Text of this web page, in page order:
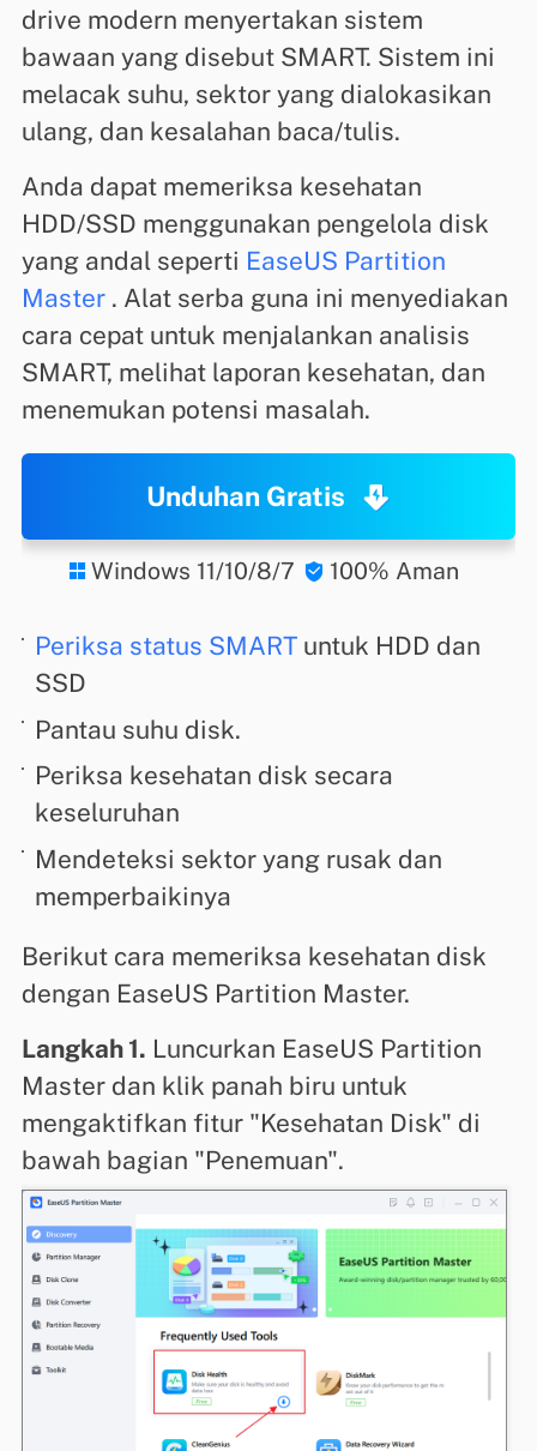
drive modern menyertakan sistem
bawaan yang disebut SMART. Sistem ini
melacak suhu, sektor yang dialokasikan
ulang, dan kesalahan baca/tulis.
Anda dapat memeriksa kesehatan
HDD/SSD menggunakan pengelola disk
yang andal seperti EaseUS Partition
Master. Alat serba guna ini menyediakan
cara cepat untuk menjalankan analisis
SMART, melihat laporan kesehatan, dan
menemukan potensi masalah.
Unduhan Gratis
 Windows 11/10/8/7  100% Aman
Periksa status SMART untuk HDD dan
SSD
Pantau suhu disk.
Periksa kesehatan disk secara
keseluruhan
Mendeteksi sektor yang rusak dan
memperbaikinya
Berikut cara memeriksa kesehatan disk
dengan EaseUS Partition Master.
Langkah 1. Luncurkan EaseUS Partition
Master dan klik panah biru untuk
mengaktifkan fitur "Kesehatan Disk" di
bawah bagian "Penemuan".